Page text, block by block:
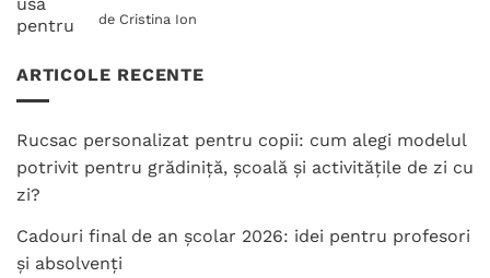
Evaluat la
de Cristina Ion
ARTICOLE RECENTE
Rucsac personalizat pentru copii: cum alegi modelul
potrivit pentru grădiniță, școală și activitățile de zi cu
zi?
Cadouri final de an școlar 2026: idei pentru profesori
și absolvenți